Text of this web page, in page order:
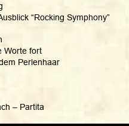
“Rocking Symphony”
Worte fort
Perlenhaar
– Partita